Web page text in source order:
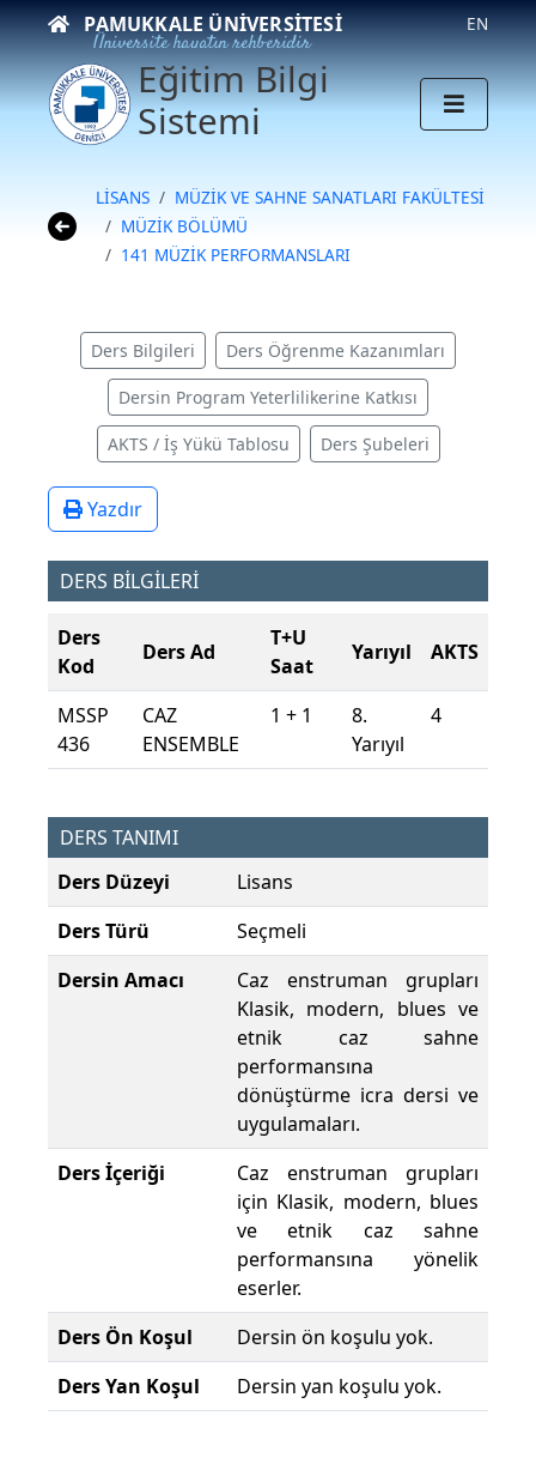
PAMUKKALE ÜNIVERSITESI
Üniversite hayatın rehberidir
EN
Eğitim Bilgi
Sistemi
LİSANS
MÜZİK VE SAHNE SANATLARI FAKÜLTESİ
MÜZİK BÖLÜMÜ
141 MÜZİK PERFORMANSLARI
Ders Bilgileri Ders Öğrenme Kazanımları
Dersin Program Yeterlilikerine Katkısı
AKTS / İş Yükü Tablosu Ders Şubeleri
Yazdır
DERS BİLGİLERİ
Ders
Kod
Ders Ad
T+U
Saat
Yarıyıl AKTS
MSSP
436
CAZ
ENSEMBLE
1 + 1
8.
Yarıyıl
4
DERS TANIMI
Ders Düzeyi
Lisans
Ders Türü
Seçmeli
Dersin Amacı
Caz enstruman grupları
Klasik, modern, blues ve
etnik caz sahne
performansına
dönüştürme icra dersi ve
uygulamaları.
Ders İçeriği
Caz enstruman grupları
için Klasik, modern, blues
ve etnik caz sahne
performansına yönelik
eserler.
Ders Ön Koşul
Dersin ön koşulu yok.
Ders Yan Koşul
Dersin yan koşulu yok.